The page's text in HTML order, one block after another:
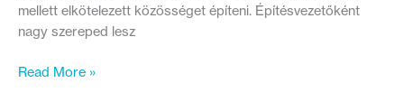
mellett elkötelezett közösséget építeni. Építésvezetőként
nagy szereped lesz
Csatlakozz
Read More »